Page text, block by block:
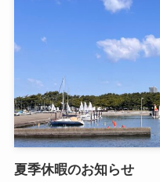
夏季休暇のお知らせ